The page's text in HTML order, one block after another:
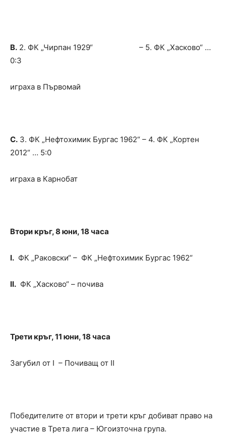
В. 2. ФК „Чирпан 1929“ – 5. ФК „Хасково“ …
0:3
играха в Първомай
С. 3. ФК „Нефтохимик Бургас 1962“ – 4. ФК „Кортен
2012“ … 5:0
играха в Карнобат
Втори кръг, 8 юни, 18 часа
I. ФК „Раковски“ – ФК „Нефтохимик Бургас 1962“
II. ФК „Хасково“ – почива
Трети кръг, 11 юни, 18 часа
Загубил от I – Почиващ от II
Победителите от втори и трети кръг добиват право на
участие в Трета лига – Югоизточна група.